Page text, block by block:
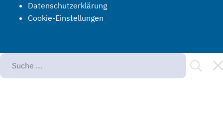
Datenschutzerklärung
Cookie-Einstellungen